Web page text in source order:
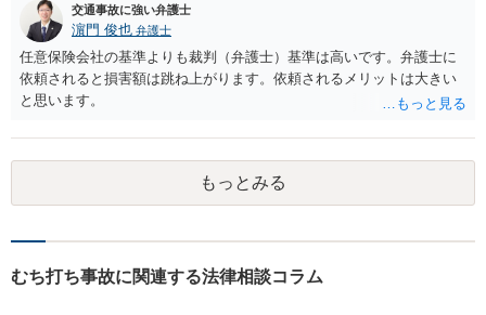
交通事故に強い弁護士
濵門 俊也 弁護士
任意保険会社の基準よりも裁判（弁護士）基準は高いです。弁護士に
依頼されると損害額は跳ね上がります。依頼されるメリットは大きい
と思います。
もっとみる
むち打ち事故に関連する法律相談コラム